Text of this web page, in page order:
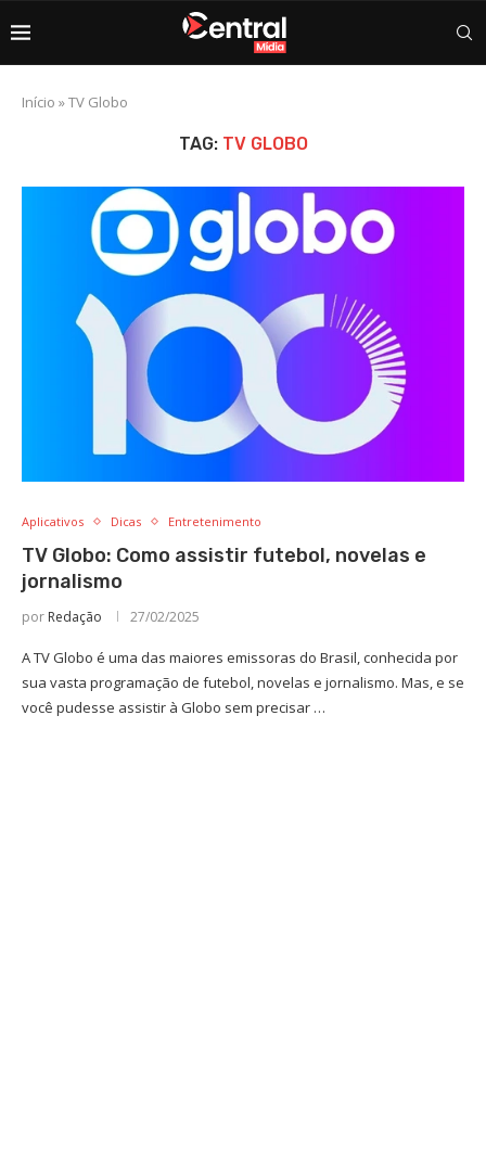
Início »TV Globo
TAG: TV GLOBO
Aplicativos Dicas Entretenimento
TV Globo: Como assistir futebol, novelas e
jornalismo
por Redação 27/02/2025
A TV Globo é uma das maiores emissoras do Brasil, conhecida por
sua vasta programação de futebol, novelas e jornalismo. Mas, e se
você pudesse assistir à Globo sem precisar …